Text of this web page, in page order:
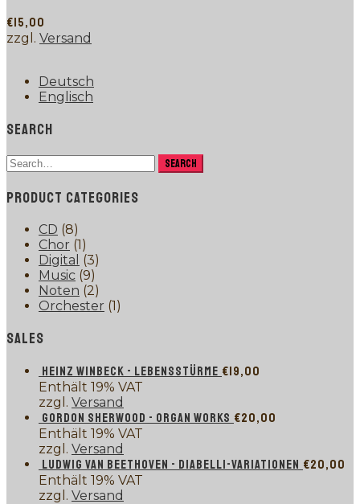
€15,00
zzgl. Versand
Deutsch
Englisch
SEARCH
PRODUCT CATEGORIES
CD (8)
Chor (1)
Digital (3)
Music (9)
Noten (2)
Orchester (1)
SALES
HEINZ WINBECK - LEBENSSTÜRME €19,00
Enthält 19% VAT
zzgl. Versand
GORDON SHERWOOD - ORGAN WORKS €20,00
Enthält 19% VAT
zzgl. Versand
LUDWIG VAN BEETHOVEN - DIABELLI-VARIATIONEN €20,00
Enthält 19% VAT
zzgl. Versand